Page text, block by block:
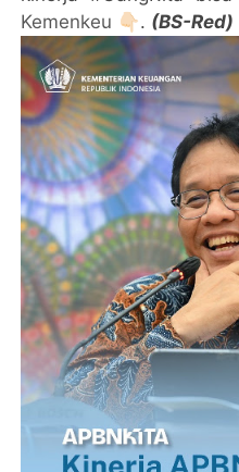
Kemenkeu 👇🏻. (BS-Red)